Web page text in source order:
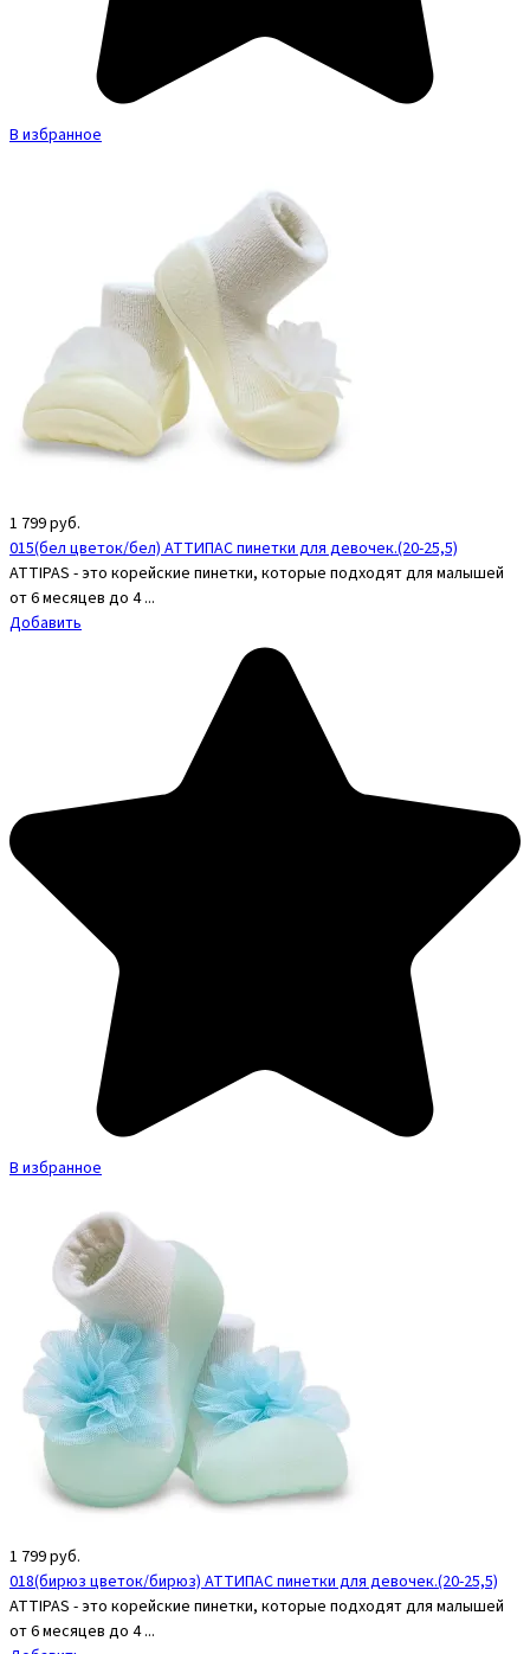
В избранное
1 799руб.
015(бел цветок/бел) АТТИПАС пинетки для девочек.(20-25,5)
ATTIPAS - это корейские пинетки, которые подходят для малышей
от 6 месяцев до 4 ...
Добавить
В избранное
1 799руб.
018(бирюз цветок/бирюз) АТТИПАС пинетки для девочек.(20-25,5)
ATTIPAS - это корейские пинетки, которые подходят для малышей
от 6 месяцев до 4 ...